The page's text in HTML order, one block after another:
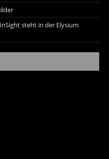
steht in der Elysium